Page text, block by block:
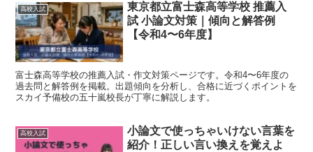
高校入試
東京都立富士森高等学校 推薦入
試 小論文対策｜傾向と解答例
【令和4〜6年度】
富士森高等学校の推薦入試・作文対策ページです。令和4〜6年度の
過去問と解答例を掲載。出題傾向を分析し、合格に近づくポイントを
スカイ予備校の五十嵐校長が丁寧に解説します。
高校入試
小論文で使っちゃいけない言葉を
紹介！正しい言い換えを覚えよ